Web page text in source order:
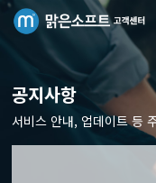
공지사항
서비스 안내, 업데이트 등